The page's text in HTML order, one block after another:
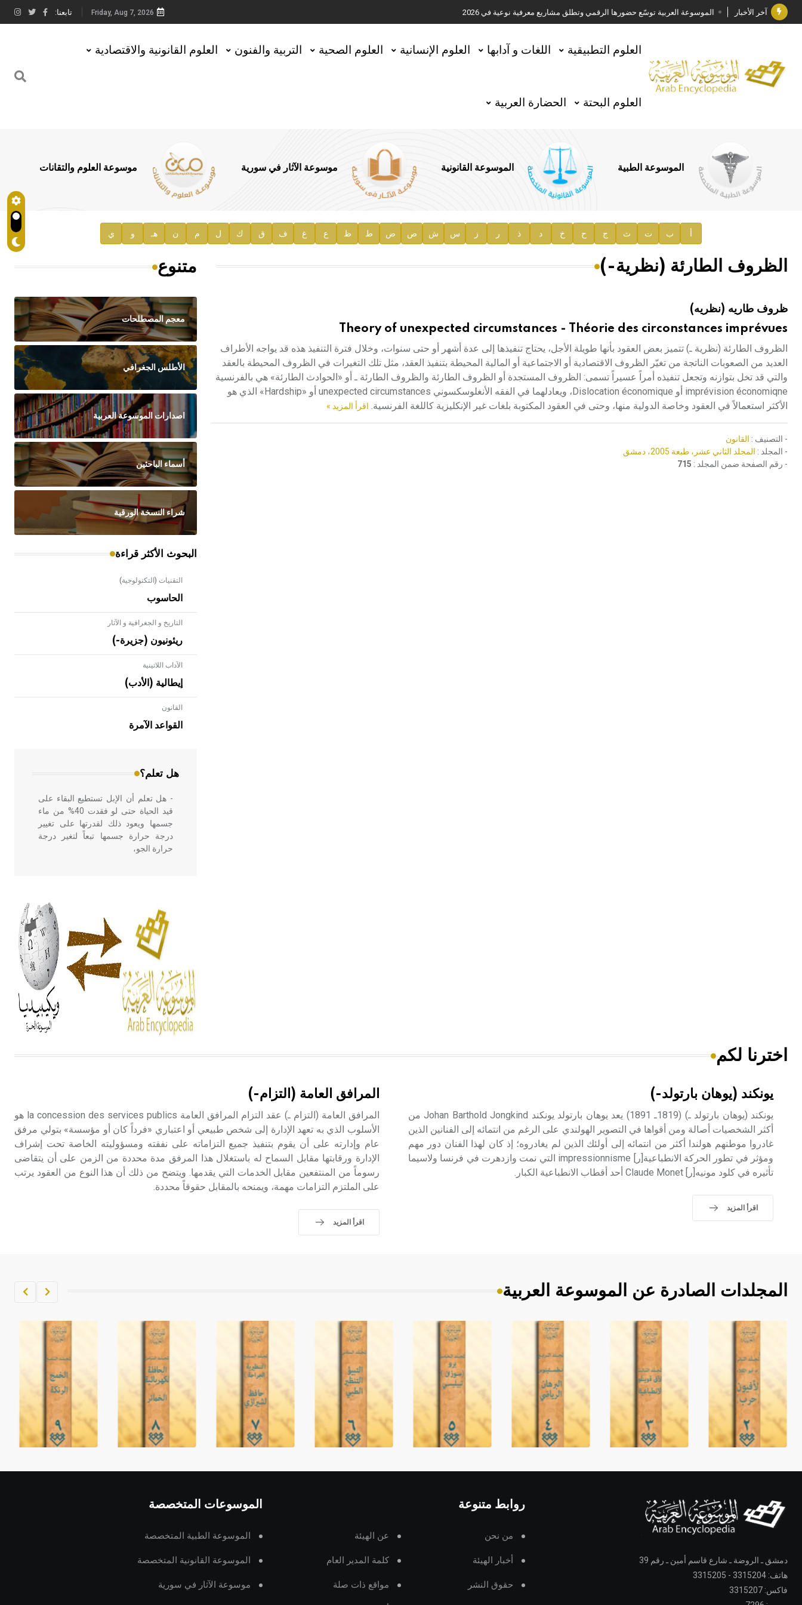
آخر الأخبار الموسوعة العربية توسّع حضورها الرقمي وتطلق مشاريع معرفية نوعية في 2026
جائزة مجمع الملك سلمان العالمي للغة العربية 2025
الأستاذ إياد خالد الطباع مدير عام لهيئة الموسوعة العربية
السيد محمد ياسين صالح وزيرا للثقافة
توصيات مجلس الإدارة
صدور المجلد السابع من موسوعة الآثار في سورية
إعلان..
هيئة الموسوعة العربية تطلق موسوعات جديدة في عام 2026
Friday, Aug 7, 2026 تابعنا:
العلوم التطبيقية اللغات و آدابها العلوم الإنسانية العلوم الصحية التربية والفنون العلوم القانونية والاقتصادية
العلوم البحتة الحضارة العربية
الموسوعة الطبية الموسوعة القانونية موسوعة الآثار في سورية موسوعة العلوم والتقانات
أ ب ت ث ج ح خ د ذ ر ز س ش ص ض ط ظ ع غ ف ق ك ل م ن هـ و ي
الظروف الطارئة (نظرية-)
ظروف طاريه (نظريه)
Theory of unexpected circumstances - Théorie des circonstances imprévues
الظروف الطارئة (نظرية ـ) تتميز بعض العقود بأنها طويلة الأجل، يحتاج تنفيذها إلى عدة أشهر أو حتى سنوات، وخلال فترة التنفيذ هذه قد يواجه الأطراف
العديد من الصعوبات الناتجة من تغيّر الظروف الاقتصادية أو الاجتماعية أو المالية المحيطة بتنفيذ العقد، مثل تلك التغيرات في الظروف المحيطة بالعقد
والتي قد تخل بتوازنه وتجعل تنفيذه أمراً عسيراً تسمى: الظروف المستجدة أو الظروف الطارئة والظروف الطارئة ـ أو «الحوادث الطارئة» هي بالفرنسية
imprévision économiqne أو Dislocation économique، ويعادلهما في الفقه الأنغلوسكسوني unexpected circumstances أو «Hardship» الذي هو
الأكثر استعمالاً في العقود وخاصة الدولية منها، وحتى في العقود المكتوبة بلغات غير الإنكليزية كاللغة الفرنسية. اقرأ المزيد »
- التصنيف : القانون
- المجلد : المجلد الثاني عشر، طبعة 2005، دمشق
- رقم الصفحة ضمن المجلد : 715
متنوع
معجم المصطلحات
الأطلس الجغرافي
اصدارات الموسوعة العربية
أسماء الباحثين
شراء النسخة الورقية
البحوث الأكثر قراءة
التقنيات (التكنولوجية)
الحاسوب
التاريخ و الجغرافية و الآثار
ريئونيون (جزيرة-)
الآداب اللاتينية
إيطالية (الأدب)
القانون
القواعد الآمرة
هل تعلم؟
- هل تعلم أن الأبلق نوع من الفنون
الهندسية التي ارتبطت بالعمارة الإسلامية
في بلاد الشام ومصر خاصة، حيث يحرص
- هل تعلم أن الإبل تستطيع البقاء على
قيد الحياة حتى لو فقدت 40% من ماء
جسمها ويعود ذلك لقدرتها على تغيير
درجة حرارة جسمها تبعاً لتغير درجة
حرارة الجو،
أربعة مؤلفات هي: الحكم، الأدلة، تنظيم
التغذية، ورسالته في جروح الرأس.
ويعود له الفضل بأنه حرر الطب من
الدين والفلسفة.
- هل تعلم أن المرجان إفراز حيواني
يتكون في البحر ويتركب من مادة
كربونات الكلسيوم، وهو أحمر أو شديد
الحمرة وهو أجود أنواعه، ويمتاز بكبر
الحجم ويسمى الش
الإنكليزية أب
- هل تعلم أن أبجر Abgar اسم معروف
جيداً يعود إلى عدد من الملوك الذين
اخترنا لكم
يونكند (يوهان بارتولد-)
يونكند (يوهان بارتولد ـ) (1819ـ 1891) يعد يوهان بارتولد يونكند Johan Barthold Jongkind من
أكثر الشخصيات أصالة ومن أقواها في التصوير الهولندي على الرغم من انتمائه إلى الفنانين الذين
غادروا موطنهم هولندا أكثر من انتمائه إلى أولئك الذين لم يغادروه؛ إذ كان لهذا الفنان دور مهم
ومؤثر في تطور الحركة الانطباعية[ر] impressionnisme التي نمت وازدهرت في فرنسا ولاسيما
تأثيره في كلود مونيه[ر] Claude Monet أحد أقطاب الانطباعية الكبار.
اقرأ المزيد
المرافق العامة (التزام-)
المرافق العامة (التزام ـ) عقد التزام المرافق العامة la concession des services publics هو
الأسلوب الذي به تعهد الإدارة إلى شخص طبيعي أو اعتباري «فرداً كان أو مؤسسة» بتولي مرفق
عام وإدارته على أن يقوم بتنفيذ جميع التزاماته على نفقته ومسؤوليته الخاصة تحت إشراف
الإدارة ورقابتها مقابل السماح له باستغلال هذا المرفق مدة محددة من الزمن على أن يتقاضى
رسوماً من المنتفعين مقابل الخدمات التي يقدمها. ويتضح من ذلك أن هذا النوع من العقود يرتب
على الملتزم التزامات مهمة، ويمنحه بالمقابل حقوقاً محددة.
اقرأ المزيد
المجلدات الصادرة عن الموسوعة العربية
دمشق ـ الروضة ـ شارع قاسم أمين ـ رقم 39
هاتف: 3315204 - 3315205
فاكس: 3315207
روابط متنوعة
من نحن عن الهيئة
أخبار الهيئة كلمة المدير العام
حقوق النشر مواقع ذات صلة
الموسوعات المتخصصة
الموسوعة الطبية المتخصصة
الموسوعة القانونية المتخصصة
موسوعة الآثار في سورية